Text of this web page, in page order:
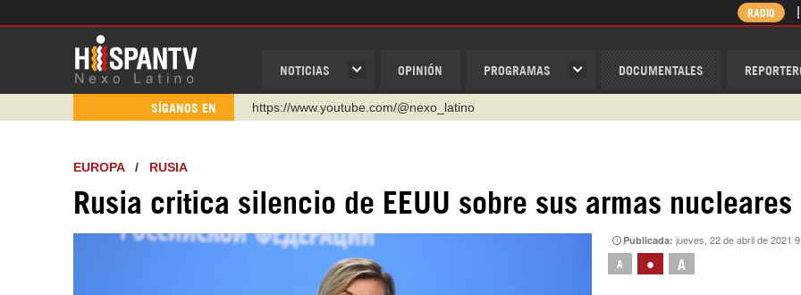
NOTICIAS OPINIÓN PROGRAMAS DOCUMENTALES
RADIO
SÍGANOS EN
https://www.youtube.com/@nexo_latino
https://urmedium.com/c/hispantv
WhatsApp y Viber: +98 921 79 29 404
Instagram como: hispan_tv
https://www.facebook.com/Nexolatino.Canal
EUROPA/ RUSIA
Rusia critica silencio de EEUU sobre sus armas nucleares
Publicada:jueves, 22 de abril de 2021
A • A